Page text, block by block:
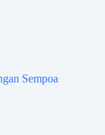
Sempoa